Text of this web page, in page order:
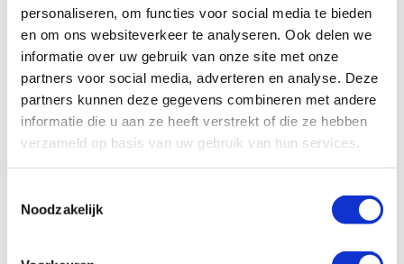
personaliseren, om functies voor social media te bieden
en om ons websiteverkeer te analyseren. Ook delen we
informatie over uw gebruik van onze site met onze
partners voor social media, adverteren en analyse. Deze
partners kunnen deze gegevens combineren met andere
informatie die u aan ze heeft verstrekt of die ze hebben
verzameld op basis van uw gebruik van hun services.
Noodzakelijk